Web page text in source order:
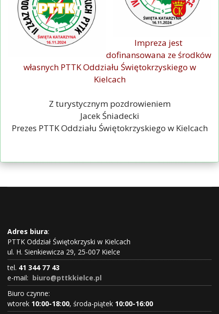
Impreza jest
dofinansowana ze środków
własnych PTTK Oddziału Świętokrzyskiego w
Kielcach
Z turystycznym pozdrowieniem
Jacek Śniadecki
Prezes PTTK Oddziału Świętokrzyskiego w Kielcach
Adres biura:
PTTK Oddział Świętokrzyski w Kielcach
ul. H. Sienkiewicza 29, 25-007 Kielce
tel. 41 344 77 43
e-mail: biuro@pttkkielce.pl
Biuro czynne:
wtorek 10:00-18:00, środa-piątek 10:00-16:00